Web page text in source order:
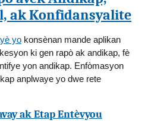
ak Konfidansyalite
yo konsènan mande aplikan
ki gen rapò ak andikap, fè
yon andikap. Enfòmasyon
anplwaye yo dwe rete
ak Etap Entèvyou